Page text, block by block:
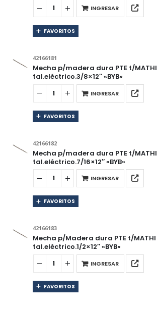
INGRESAR
FAVORITOS
42166181
Mecha p/madera dura PTE t/MATHI
tal.eléctrico.3/8×12″ «BYB»
INGRESAR
FAVORITOS
42166182
Mecha p/madera dura PTE t/MATHI
tal.eléctrico.7/16×12″ «BYB»
INGRESAR
FAVORITOS
42166183
Mecha p/Madera dura PTE t/MATHI
tal.eléctrico.1/2×12″ «BYB»
INGRESAR
FAVORITOS